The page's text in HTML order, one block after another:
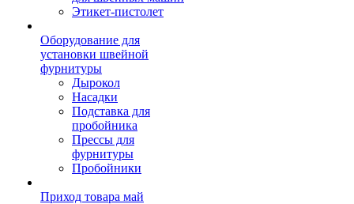
Этикет-пистолет
Оборудование для
установки швейной
фурнитуры
Дырокол
Насадки
Подставка для
пробойника
Прессы для
фурнитуры
Пробойники
Приход товара май